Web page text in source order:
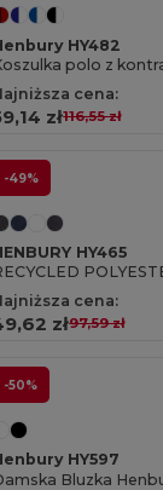
HY482
polo z
cena:
zł116,55 zł
-49%
HY465
cena:
zł97,59 zł
-50%
HY597